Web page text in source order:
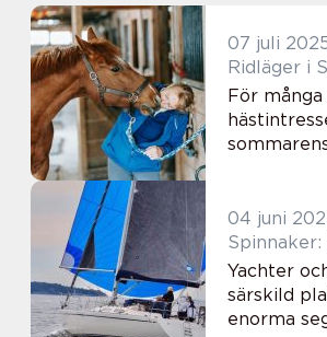
07 juli
Ridläger i
För
04 juni
Yachter
särskild
enorma